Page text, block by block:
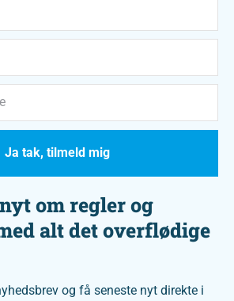
om regler og
alt det overflødige
og få seneste nyt direkte i
Ja tak, tilmeld mig